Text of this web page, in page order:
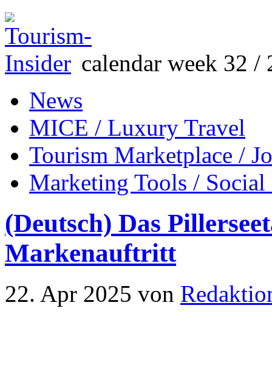
calendar week 32 /
News
MICE / Luxury Travel
Tourism Marketplace /
Marketing Tools /
(Deutsch) Das
Markenauftritt
22. Apr 2025 von